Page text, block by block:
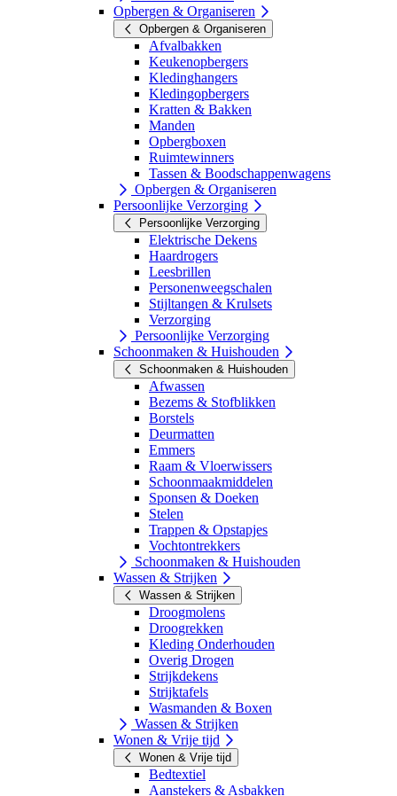
Opbergen & Organiseren
Opbergen & Organiseren
Afvalbakken
Keukenopbergers
Kledinghangers
Kledingopbergers
Kratten & Bakken
Manden
Opbergboxen
Ruimtewinners
Tassen & Boodschappenwagens
Opbergen & Organiseren
Persoonlijke Verzorging
Persoonlijke Verzorging
Elektrische Dekens
Haardrogers
Leesbrillen
Personenweegschalen
Stijltangen & Krulsets
Verzorging
Persoonlijke Verzorging
Schoonmaken & Huishouden
Schoonmaken & Huishouden
Afwassen
Bezems & Stofblikken
Borstels
Deurmatten
Emmers
Raam & Vloerwissers
Schoonmaakmiddelen
Sponsen & Doeken
Stelen
Trappen & Opstapjes
Vochtontrekkers
Schoonmaken & Huishouden
Wassen & Strijken
Wassen & Strijken
Droogmolens
Droogrekken
Kleding Onderhouden
Overig Drogen
Strijkdekens
Strijktafels
Wasmanden & Boxen
Wassen & Strijken
Wonen & Vrije tijd
Wonen & Vrije tijd
Bedtextiel
Aanstekers & Asbakken